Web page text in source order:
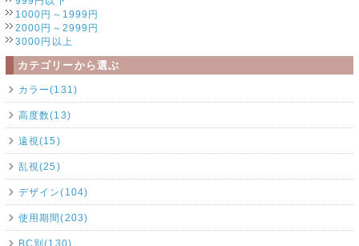
1000円～1999円
2000円～2999円
3000円以上
カテゴリーから選ぶ
カラー(131)
高度数(13)
遠視(15)
乱視(25)
デザイン(104)
使用期間(203)
BC別(130)